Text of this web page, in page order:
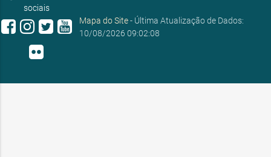
sociais
Mapa do Site- Última Atualização de Dados:
10/08/2026 09:02:08